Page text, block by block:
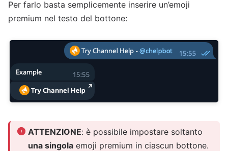
Per farlo basta semplicemente inserire un’emoji
premium nel testo del bottone:
ATTENZIONE: è possibile impostare soltanto
una singola emoji premium in ciascun bottone.